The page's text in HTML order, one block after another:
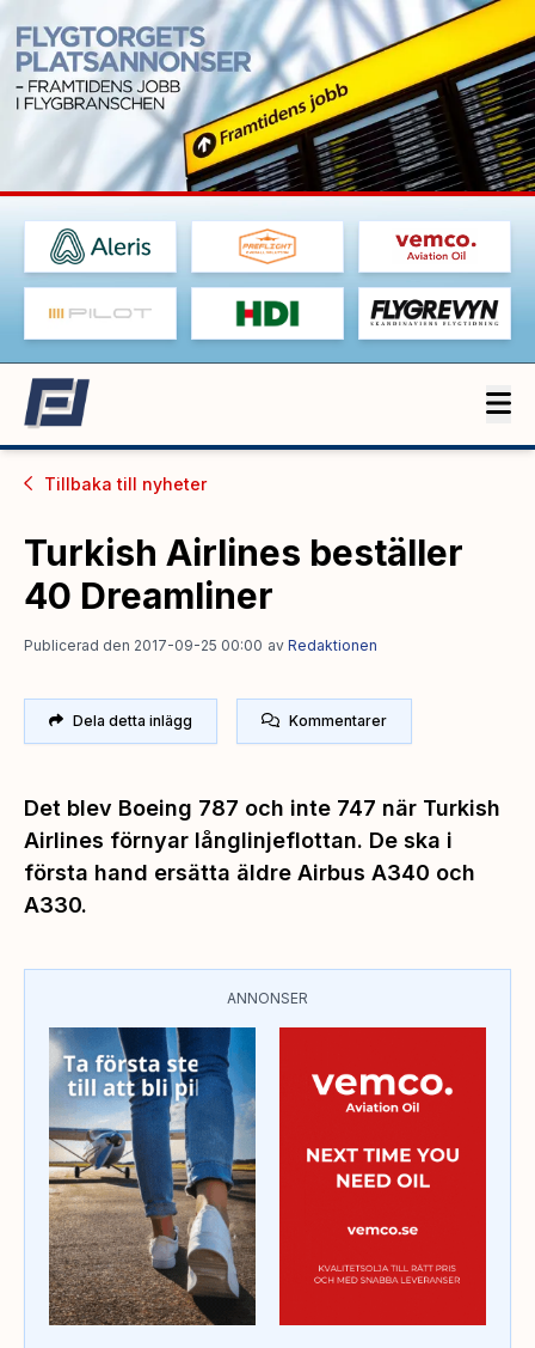
Tillbaka till nyheter
Turkish Airlines beställer
40 Dreamliner
Publicerad den 2017-09-25 00:00 av Redaktionen
Dela detta inlägg Kommentarer
Det blev Boeing 787 och inte 747 när Turkish
Airlines förnyar långlinjeflottan. De ska i
första hand ersätta äldre Airbus A340 och
A330.
ANNONSER